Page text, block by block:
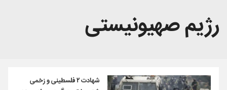
رژیم صهیونیستی
شهادت ۲ فلسطینی و زخمی